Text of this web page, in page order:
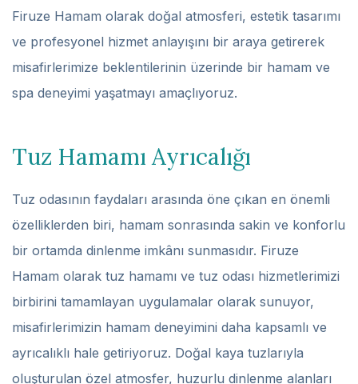
Firuze Hamam olarak doğal atmosferi, estetik tasarımı
ve profesyonel hizmet anlayışını bir araya getirerek
misafirlerimize beklentilerinin üzerinde bir hamam ve
spa deneyimi yaşatmayı amaçlıyoruz.
Tuz Hamamı Ayrıcalığı
Tuz odasının faydaları arasında öne çıkan en önemli
özelliklerden biri, hamam sonrasında sakin ve konforlu
bir ortamda dinlenme imkânı sunmasıdır. Firuze
Hamam olarak tuz hamamı ve tuz odası hizmetlerimizi
birbirini tamamlayan uygulamalar olarak sunuyor,
misafirlerimizin hamam deneyimini daha kapsamlı ve
ayrıcalıklı hale getiriyoruz. Doğal kaya tuzlarıyla
oluşturulan özel atmosfer, huzurlu dinlenme alanları